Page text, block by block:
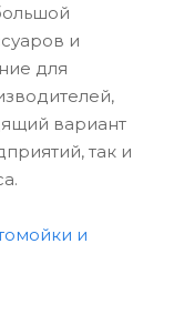
и
для
вариант
так и
и